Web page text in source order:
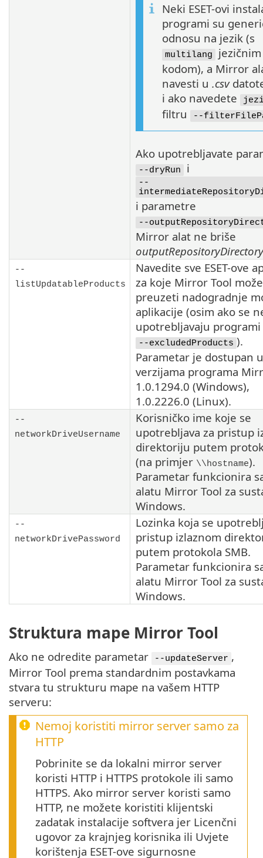
Neki ESET-ovi
programi su
odnosu na jezik (s
multilang
jezičnim
kodom), a Mirror
navesti u .csv
i ako navedete
filtru --
Ako upotrebljavate
--dryRun i
--
i parametre
--
Mirror alat ne briše
outputRepositoryDirectory
--
listUpdatableProducts
Navedite sve ESET-ove
za koje Mirror Tool
preuzeti nadogradnje
aplikacije (osim ako se
upotrebljavaju programi
--excludedProducts ).
Parametar je dostupan u
verzijama programa
1.0.1294.0 (Windows),
1.0.2226.0 (Linux).
--
networkDriveUsername
Korisničko ime koje se
upotrebljava za pristup
direktoriju putem
(na primjer \\hostname).
Parametar funkcionira
alatu Mirror Tool za
Windows.
--
networkDrivePassword
Lozinka koja se
pristup izlaznom
putem protokola SMB.
Parametar funkcionira
alatu Mirror Tool za
Windows.
Struktura mape Mirror Tool
Ako ne odredite parametar --updateServer ,
Mirror Tool prema standardnim postavkama
stvara tu strukturu mape na vašem HTTP
serveru:
Nemoj koristiti mirror server samo za
HTTP
Pobrinite se da lokalni mirror server
koristi HTTP i HTTPS protokole ili samo
HTTPS. Ako mirror server koristi samo
HTTP, ne možete koristiti klijentski
zadatak instalacije softvera jer Licenčni
ugovor za krajnjeg korisnika ili Uvjete
korištenja ESET-ove sigurnosne